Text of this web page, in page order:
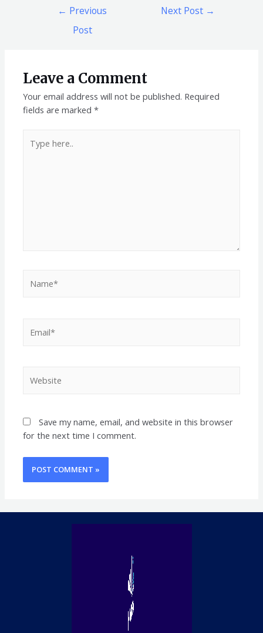
← Previous
Post
Next Post →
Leave a Comment
Your email address will not be published. Required
fields are marked*
here..
Save my name, email, and website in this browser
for the next time I comment.